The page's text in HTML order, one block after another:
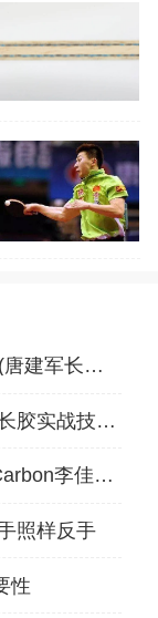
第四集-组合技术与步法问题(唐建军长裤版)
若何填补对球控制弱的短板[长胶实战技巧]
快攻弧圈两相宜:TSP Hino-Carbon李佳薇底板测评
照样反手
性